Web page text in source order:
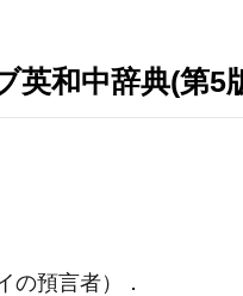
英和中辞典(第5
預言者）
．